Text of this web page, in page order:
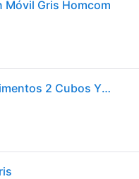
Gris Homcom
Homcom - Estantería Infantil Con 3 Compartimentos 2 Cubos Y Cajón Móvil Con 4 Ruedas Librería Infantil Para Habitación De Niños Sala De Juegos 60x29,9x90 Cm